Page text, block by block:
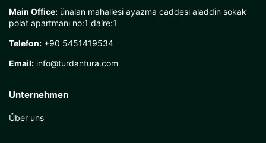
Main Office: ünalan mahallesi ayazma caddesi aladdin sokak
polat apartmanı no:1 daire:1
Telefon: +90 5451419534
Email: info@turdantura.com
Unternehmen
Über uns